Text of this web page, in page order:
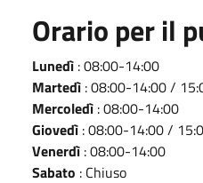
Orario per il
Lunedì : 08:00-14:00
Martedì : 08:00-14:00 /
Mercoledì : 08:00-14:00
Giovedì : 08:00-14:00 /
Venerdì : 08:00-14:00
Sabato : Chiuso